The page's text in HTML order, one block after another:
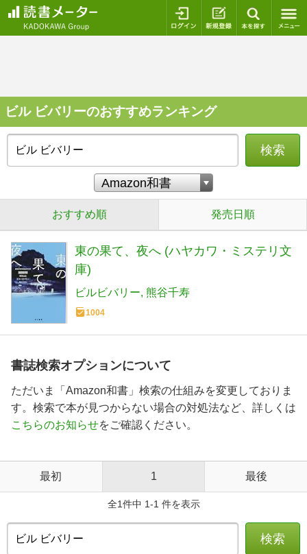
ログイン 新規登録
ビル ビバリーのおすすめランキング
検索
おすすめ順 発売日順
東の果て、夜へ (ハヤカワ・ミステリ文
庫)
ビルビバリー 熊谷千寿
1004
書誌検索オプションについて
ただいま「Amazon和書」検索の仕組みを変更しておりま
す。検索で本が見つからない場合の対処法など、詳しくは
こちらのお知らせをご確認ください。
最初 1 最後
全1件中 1-1 件を表示
検索